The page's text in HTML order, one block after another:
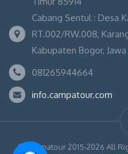
Cabang Sentul : Desa
RT.002/RW.008,
Kabupaten Bogor, Jawa
081265944664
info.campatour.com
© Campatour 2015-2026 All